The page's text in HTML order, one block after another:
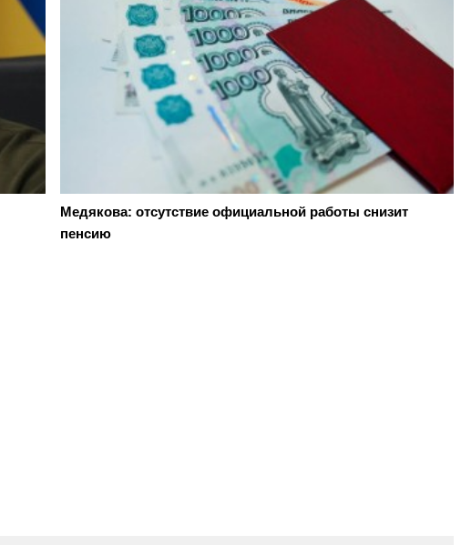
Медякова: отсутствие официальной работы снизит
пенсию